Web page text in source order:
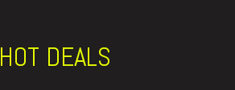
HOT DEALS